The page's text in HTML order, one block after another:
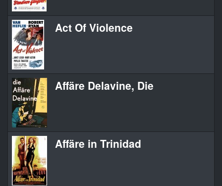
Act Of Violence
Affäre Delavine, Die
Affäre in Trinidad